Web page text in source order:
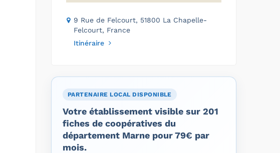
9 Rue de Felcourt, 51800 La Chapelle-
Felcourt, France
Itinéraire
PARTENAIRE LOCAL DISPONIBLE
Votre établissement visible sur 201
fiches de coopératives du
département Marne pour 79€ par
mois.